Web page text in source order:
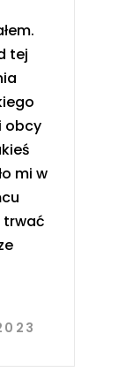
tej
obcy
mi w
trwać